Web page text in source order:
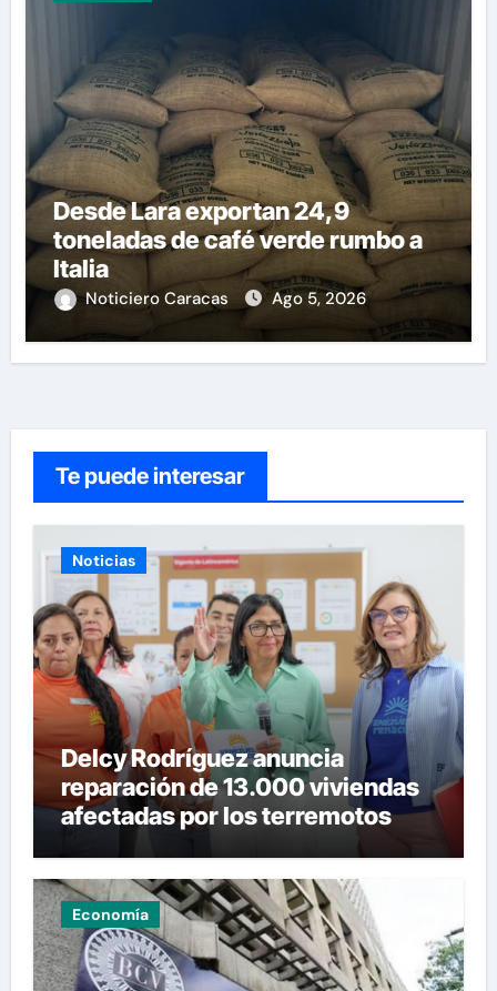
Desde Lara exportan 24,9
toneladas de café verde rumbo a
Italia
Noticiero Caracas Ago 5, 2026
Te puede interesar
Noticias
Delcy Rodríguez anuncia
reparación de 13.000 viviendas
afectadas por los terremotos
Economía